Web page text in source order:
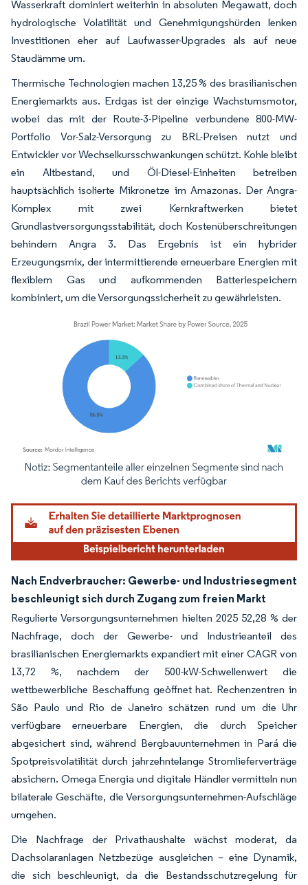
Wasserkraft dominiert weiterhin in absoluten Megawatt, doch
hydrologische Volatilität und Genehmigungshürden lenken
Investitionen eher auf Laufwasser-Upgrades als auf neue
Staudämme um.
Thermische Technologien machen 13,25 % des brasilianischen
Energiemarkts aus. Erdgas ist der einzige Wachstumsmotor,
wobei das mit der Route-3-Pipeline verbundene 800-MW-
Portfolio Vor-Salz-Versorgung zu BRL-Preisen nutzt und
Entwickler vor Wechselkursschwankungen schützt. Kohle bleibt
ein Altbestand, und Öl-Diesel-Einheiten betreiben
hauptsächlich isolierte Mikronetze im Amazonas. Der Angra-
Komplex mit zwei Kernkraftwerken bietet
Grundlastversorgungsstabilität, doch Kostenüberschreitungen
behindern Angra 3. Das Ergebnis ist ein hybrider
Erzeugungsmix, der intermittierende erneuerbare Energien mit
flexiblem Gas und aufkommenden Batteriespeichern
kombiniert, um die Versorgungssicherheit zu gewährleisten.
Bild © Mordor Intelligence. Wiederverwendung erfordert Namensnennung
Nach Endverbraucher: Gewerbe- und Industriesegment
beschleunigt sich durch Zugang zum freien Markt
Regulierte Versorgungsunternehmen hielten 2025 52,28 % der
Nachfrage, doch der Gewerbe- und Industrieanteil des
brasilianischen Energiemarkts expandiert mit einer CAGR von
13,72 %, nachdem der 500-kW-Schwellenwert die
wettbewerbliche Beschaffung geöffnet hat. Rechenzentren in
São Paulo und Rio de Janeiro schätzen rund um die Uhr
verfügbare erneuerbare Energien, die durch Speicher
abgesichert sind, während Bergbauunternehmen in Pará die
Spotpreisvolatilität durch jahrzehntelange Stromlieferverträge
absichern. Omega Energia und digitale Händler vermitteln nun
bilaterale Geschäfte, die Versorgungsunternehmen-Aufschläge
umgehen.
Die Nachfrage der Privathaushalte wächst moderat, da
Dachsolaranlagen Netzbezüge ausgleichen – eine Dynamik,
die sich beschleunigt, da die Bestandsschutzregelung für